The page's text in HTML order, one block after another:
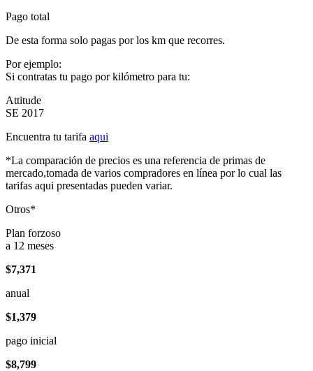
Pago total
De esta forma solo pagas por los km que recorres.
Por ejemplo:
Si contratas tu pago por kilómetro para tu:
Attitude
SE 2017
Encuentra tu tarifa aqui
*La comparación de precios es una referencia de primas de
mercado,tomada de varios compradores en línea por lo cual las
tarifas aqui presentadas pueden variar.
Otros*
Plan forzoso
a 12 meses
$7,371
anual
$1,379
pago inicial
$8,799